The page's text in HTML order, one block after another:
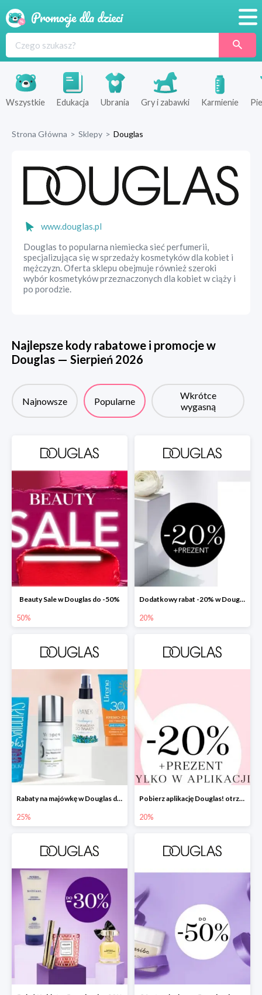
Produkty
Sklepy
Wszystkie Edukacja Ubrania Gry i zabawki Karmienie
Strona Główna > Sklepy > Douglas
www.douglas.pl
Douglas to popularna niemiecka sieć perfumerii,
specjalizująca się w sprzedaży kosmetyków dla kobiet i
mężczyzn. Oferta sklepu obejmuje również szeroki
wybór kosmetyków przeznaczonych dla kobiet w ciąży i
po porodzie.
Najlepsze kody rabatowe i promocje w
Douglas — Sierpień 2026
Najnowsze Popularne
Wkrótce
wygasną
Beauty Sale w Douglas do -50%
50%
Dodatkowy rabat -20% w Douglas
20%
Rabaty na majówkę w Douglas do -25%
25%
Pobierz aplikację Douglas! otrzymasz zniżkę -20% + prezent
20%